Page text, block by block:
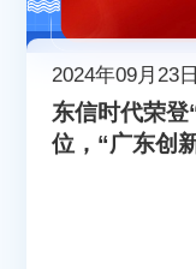
2024年09月23日
东信时代荣
位，“广东创